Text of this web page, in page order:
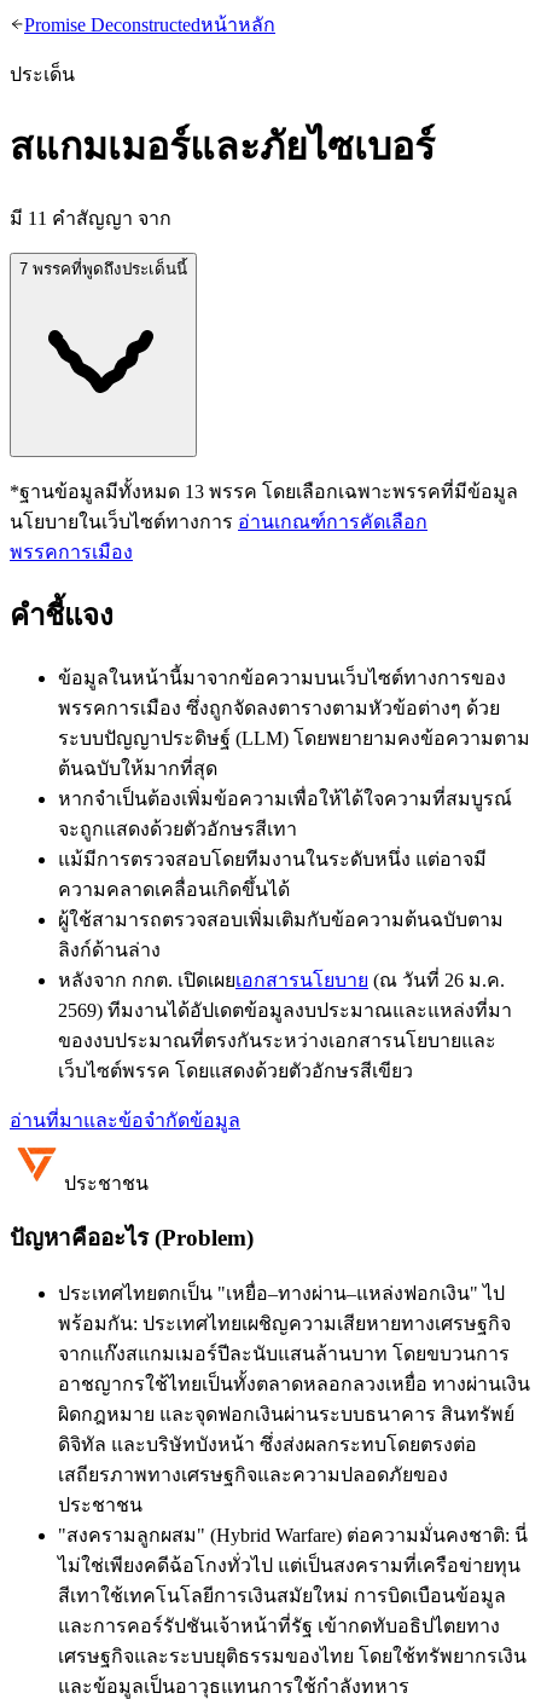
Promise Deconstructedหน้าหลัก
ประเด็น
สแกมเมอร์และภัยไซเบอร์
มี 11 คำสัญญา จาก
7 พรรคที่พูดถึงประเด็นนี้
*ฐานข้อมูลมีทั้งหมด 13 พรรค โดยเลือกเฉพาะพรรคที่มีข้อมูล
นโยบายในเว็บไซต์ทางการ อ่านเกณฑ์การคัดเลือก
พรรคการเมือง
คำชี้แจง
ข้อมูลในหน้านี้มาจากข้อความบนเว็บไซต์ทางการของ
พรรคการเมือง ซึ่งถูกจัดลงตารางตามหัวข้อต่างๆ ด้วย
ระบบปัญญาประดิษฐ์ (LLM) โดยพยายามคงข้อความตาม
ต้นฉบับให้มากที่สุด
หากจำเป็นต้องเพิ่มข้อความเพื่อให้ได้ใจความที่สมบูรณ์
จะถูกแสดงด้วยตัวอักษรสีเทา
แม้มีการตรวจสอบโดยทีมงานในระดับหนึ่ง แต่อาจมี
ความคลาดเคลื่อนเกิดขึ้นได้
ผู้ใช้สามารถตรวจสอบเพิ่มเติมกับข้อความต้นฉบับตาม
ลิงก์ด้านล่าง
หลังจาก กกต. เปิดเผยเอกสารนโยบาย (ณ วันที่ 26 ม.ค.
2569) ทีมงานได้อัปเดตข้อมูลงบประมาณและแหล่งที่มา
ของงบประมาณที่ตรงกันระหว่างเอกสารนโยบายและ
เว็บไซต์พรรค โดยแสดงด้วยตัวอักษรสีเขียว
อ่านที่มาและข้อจำกัดข้อมูล
ประชาชน
ปัญหาคืออะไร (Problem)
ประเทศไทยตกเป็น "เหยื่อ–ทางผ่าน–แหล่งฟอกเงิน" ไป
พร้อมกัน: ประเทศไทยเผชิญความเสียหายทางเศรษฐกิจ
จากแก๊งสแกมเมอร์ปีละนับแสนล้านบาท โดยขบวนการ
อาชญากรใช้ไทยเป็นทั้งตลาดหลอกลวงเหยื่อ ทางผ่านเงิน
ผิดกฎหมาย และจุดฟอกเงินผ่านระบบธนาคาร สินทรัพย์
ดิจิทัล และบริษัทบังหน้า ซึ่งส่งผลกระทบโดยตรงต่อ
เสถียรภาพทางเศรษฐกิจและความปลอดภัยของ
ประชาชน
"สงครามลูกผสม" (Hybrid Warfare) ต่อความมั่นคงชาติ: นี่
ไม่ใช่เพียงคดีฉ้อโกงทั่วไป แต่เป็นสงครามที่เครือข่ายทุน
สีเทาใช้เทคโนโลยีการเงินสมัยใหม่ การบิดเบือนข้อมูล
และการคอร์รัปชันเจ้าหน้าที่รัฐ เข้ากดทับอธิปไตยทาง
เศรษฐกิจและระบบยุติธรรมของไทย โดยใช้ทรัพยากรเงิน
และข้อมูลเป็นอาวุธแทนการใช้กำลังทหาร